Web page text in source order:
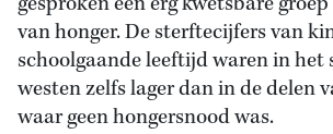
van honger. De sterftecijfers van
schoolgaande leeftijd waren in het
westen zelfs lager dan in de delen
waar geen hongersnood was.